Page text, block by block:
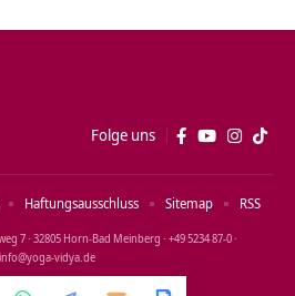
Folge uns
7 · 32805 Horn‑Bad Meinberg · +49 5234 87‑0 ·
info@yoga‑vidya.de
Haftungsausschluss Sitemap RSS